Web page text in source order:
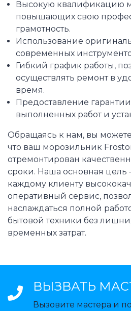
Высокую квалификацию
повышающих свою
грамотность.
Использование
современных
Гибкий график работы,
осуществлять ремонт в
время.
Предоставление
выполненных работ и
Обращаясь к нам, вы
что ваш морозильник
отремонтирован
сроки. Наша основная цель
каждому клиенту
оперативный сервис,
наслаждаться полной
бытовой техники без
временных затрат.
ВЫЗВАТЬ
Вызовите мастера и